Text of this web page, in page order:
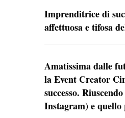
Imprenditrice di
affettuosa e tifosa
Amatissima dalle
la Event Creator
successo.
Instagram) e